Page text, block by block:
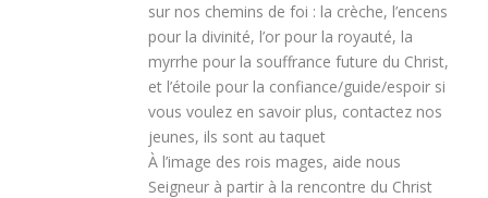
sur nos chemins de foi : la crèche, l’encens
pour la divinité, l’or pour la royauté, la
myrrhe pour la souffrance future du Christ,
et l’étoile pour la confiance/guide/espoir si
vous voulez en savoir plus, contactez nos
jeunes, ils sont au taquet
À l’image des rois mages, aide nous
Seigneur à partir à la rencontre du Christ